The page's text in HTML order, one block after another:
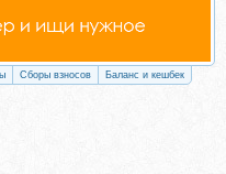
Сборы взносов Баланс и кешбек